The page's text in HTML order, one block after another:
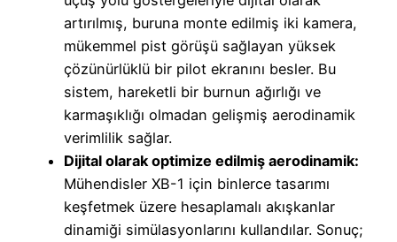
artırılmış, buruna monte edilmiş iki kamera,
mükemmel pist görüşü sağlayan yüksek
çözünürlüklü bir pilot ekranını besler. Bu
sistem, hareketli bir burnun ağırlığı ve
karmaşıklığı olmadan gelişmiş aerodinamik
verimlilik sağlar.
Dijital olarak optimize edilmiş aerodinamik:
Mühendisler XB-1 için binlerce tasarımı
keşfetmek üzere hesaplamalı akışkanlar
dinamiği simülasyonlarını kullandılar. Sonuç;